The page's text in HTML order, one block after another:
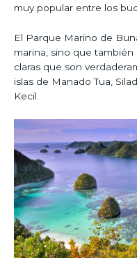
muy popular entre los
El Parque Marino de
marina, sino que
claras que son
islas de Manado Tua,
Kecil.